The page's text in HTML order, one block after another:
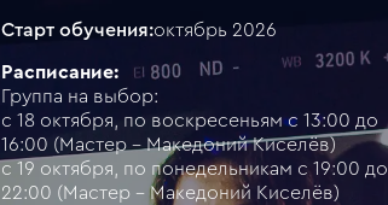
Старт обучения:октябрь 2026
Расписание:
Группа на выбор:
с 18 октября, по воскресеньям с 13:00 до
16:00 (Мастер - Македоний Киселёв)
с 19 октября, по понедельникам с 19:00 до
22:00 (Мастер - Македоний Киселёв)